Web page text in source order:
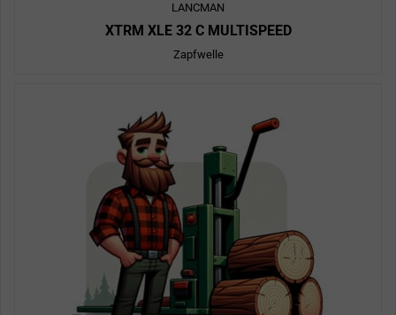
LANCMAN
XTRM XLE 32 C MULTISPEED
Zapfwelle